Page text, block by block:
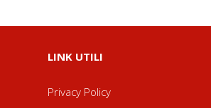
LINK UTILI
Privacy Policy